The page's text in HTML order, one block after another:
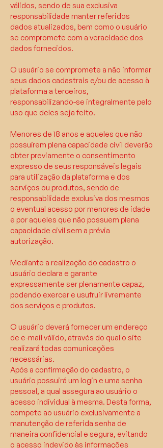
válidos, sendo de sua exclusiva
responsabilidade manter referidos
dados atualizados, bem como o usuário
se compromete com a veracidade dos
dados fornecidos.
O usuário se compromete a não informar
seus dados cadastrais e/ou de acesso à
plataforma a terceiros,
responsabilizando-se integralmente pelo
uso que deles seja feito.
Menores de 18 anos e aqueles que não
possuírem plena capacidade civil deverão
obter previamente o consentimento
expresso de seus responsáveis legais
para utilização da plataforma e dos
serviços ou produtos, sendo de
responsabilidade exclusiva dos mesmos
o eventual acesso por menores de idade
e por aqueles que não possuem plena
capacidade civil sem a prévia
autorização.
Mediante a realização do cadastro o
usuário declara e garante
expressamente ser plenamente capaz,
podendo exercer e usufruir livremente
dos serviços e produtos.
O usuário deverá fornecer um endereço
de e-mail válido, através do qual o site
realizará todas comunicações
necessárias.
Após a confirmação do cadastro, o
usuário possuirá um login e uma senha
pessoal, a qual assegura ao usuário o
acesso individual à mesma. Desta forma,
compete ao usuário exclusivamente a
manutenção de referida senha de
maneira confidencial e segura, evitando
o acesso indevido às informações